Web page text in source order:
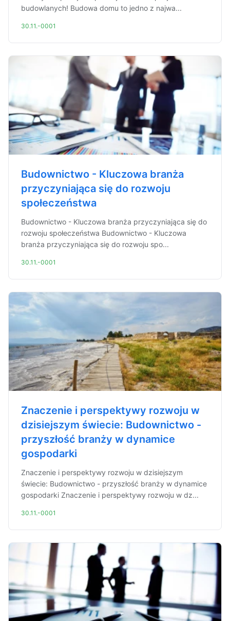
budowlanych! Budowa domu to jedno z najwa...
30.11.-0001
Budownictwo - Kluczowa branża
przyczyniająca się do rozwoju
społeczeństwa
Budownictwo - Kluczowa branża przyczyniająca się do
rozwoju społeczeństwa Budownictwo - Kluczowa
branża przyczyniająca się do rozwoju spo...
30.11.-0001
Znaczenie i perspektywy rozwoju w
dzisiejszym świecie: Budownictwo -
przyszłość branży w dynamice
gospodarki
Znaczenie i perspektywy rozwoju w dzisiejszym
świecie: Budownictwo - przyszłość branży w dynamice
gospodarki Znaczenie i perspektywy rozwoju w dz...
30.11.-0001